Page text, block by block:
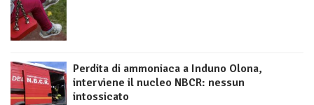
Perdita di ammoniaca a Induno Olona,
interviene il nucleo NBCR: nessun
intossicato